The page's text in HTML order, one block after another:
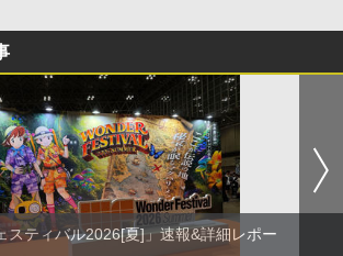
スティバル2026[夏]」速報&詳細レポー